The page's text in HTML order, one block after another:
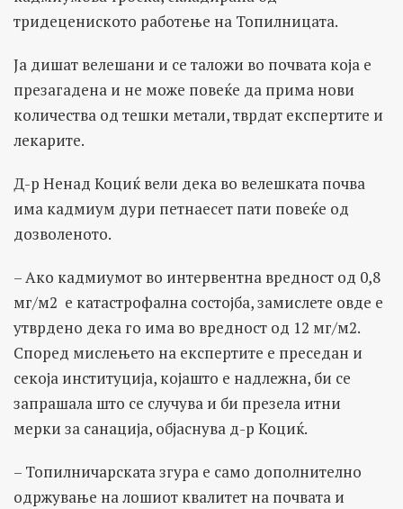
тридецениското работење на Топилницата.
Ја дишат велешани и се таложи во почвата која е
презагадена и не може повеќе да прима нови
количества од тешки метали, тврдат експертите и
лекарите.
Д-р Ненад Коциќ вели дека во велешката почва
има кадмиум дури петнаесет пати повеќе од
дозволеното.
– Ако кадмиумот во интервентна вредност од 0,8
мг/м2 е катастрофална состојба, замислете овде е
утврдено дека го има во вредност од 12 мг/м2.
Според мислењето на експертите е преседан и
секоја институција, којашто е надлежна, би се
запрашала што се случува и би презела итни
мерки за санација, објаснува д-р Коциќ.
– Топилничарската згура е само дополнително
одржување на лошиот квалитет на почвата и